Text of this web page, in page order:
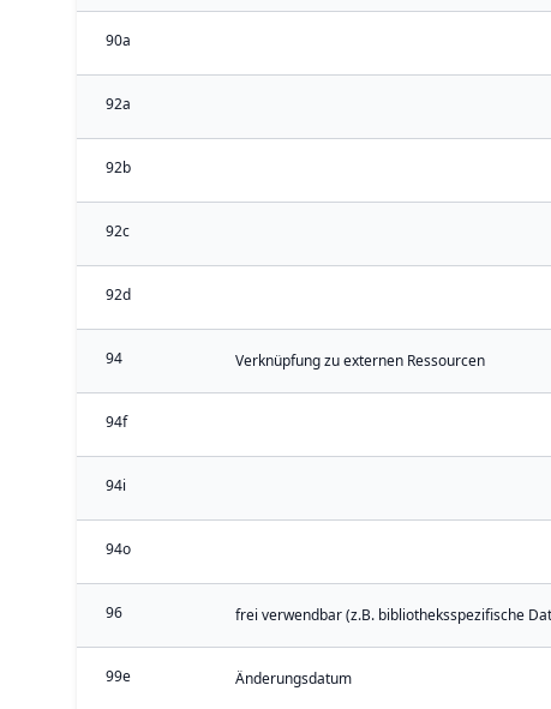
90a
92a
92b
92c
92d
94 Verknüpfung zu externen Ressourcen
94f
94i
94o
96 frei verwendbar (z.B. bibliotheksspezifische
99e Änderungsdatum